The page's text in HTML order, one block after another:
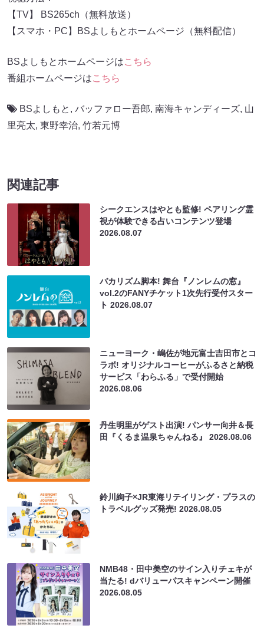
【TV】 BS265ch（無料放送）
【スマホ・PC】BSよしもとホームページ（無料配信）
BSよしもとホームページはこちら
番組ホームページはこちら
BSよしもと , バッファロー吾郎, 南海キャンディーズ, 山
里亮太, 東野幸治, 竹若元博
関連記事
シークエンスはやとも監修! ペアリング霊
視が体験できる占いコンテンツ登場
2026.08.07
バカリズム脚本! 舞台『ノンレムの窓』
vol.2のFANYチケット1次先行受付スター
ト2026.08.07
ニューヨーク・嶋佐が地元富士吉田市とコ
ラボ! オリジナルコーヒーがふるさと納税
サービス「わらふる」で受付開始
2026.08.06
丹生明里がゲスト出演! パンサー向井＆長
田『くるま温泉ちゃんねる』2026.08.06
鈴川絢子×JR東海リテイリング・プラスの
トラベルグッズ発売!2026.08.05
NMB48・田中美空のサイン入りチェキが
当たる! dバリューパスキャンペーン開催
2026.08.05